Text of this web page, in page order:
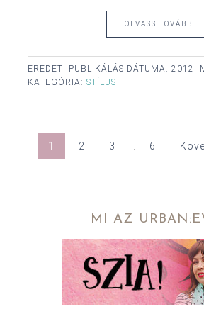
OLVASS TOVÁBB
EREDETI PUBLIKÁLÁS DÁTUMA: 2012.
KATEGÓRIA: STÍLUS
1 2 3 6
MI AZ